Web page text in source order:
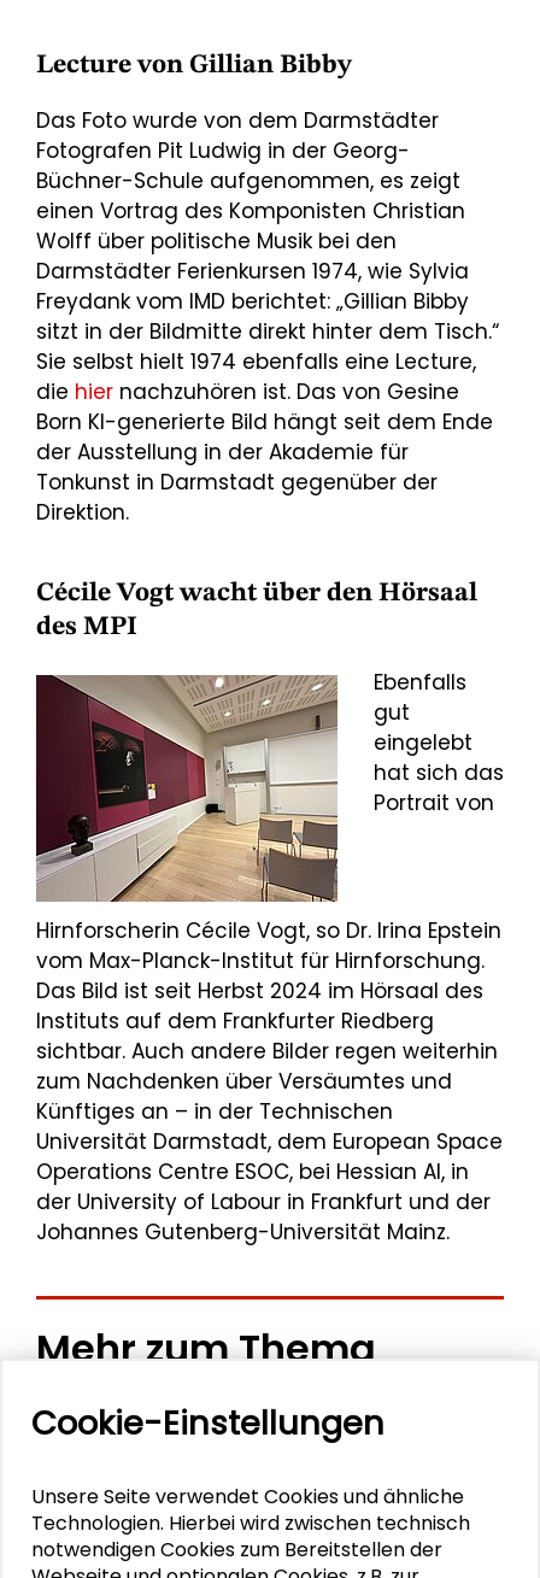
Lecture von Gillian Bibby
Das Foto wurde von dem Darmstädter
Fotografen Pit Ludwig in der Georg-
Büchner-Schule aufgenommen, es zeigt
einen Vortrag des Komponisten Christian
Wolff über politische Musik bei den
Darmstädter Ferienkursen 1974, wie Sylvia
Freydank vom IMD berichtet: „Gillian Bibby
sitzt in der Bildmitte direkt hinter dem Tisch.“
Sie selbst hielt 1974 ebenfalls eine Lecture,
die hier nachzuhören ist. Das von Gesine
Born KI-generierte Bild hängt seit dem Ende
der Ausstellung in der Akademie für
Tonkunst in Darmstadt gegenüber der
Direktion.
Cécile Vogt wacht über den Hörsaal
des MPI
Ebenfalls
gut
eingelebt
hat sich das
Portrait von
Hirnforscherin Cécile Vogt, so Dr. Irina Epstein
vom Max-Planck-Institut für Hirnforschung.
Das Bild ist seit Herbst 2024 im Hörsaal des
Instituts auf dem Frankfurter Riedberg
sichtbar. Auch andere Bilder regen weiterhin
zum Nachdenken über Versäumtes und
Künftiges an – in der Technischen
Universität Darmstadt, dem European Space
Operations Centre ESOC, bei Hessian AI, in
der University of Labour in Frankfurt und der
Johannes Gutenberg-Universität Mainz.
Mehr zum Thema
Ausstellung: Eine stille Erfahrung – Zoya Sadri in
Retrospektive
Ausstellung: Jazz Inspirations – Digitale
Zeichnungen von Nicole Schneider
Cookie-Einstellungen
Unsere Seite verwendet Cookies und ähnliche
Technologien. Hierbei wird zwischen technisch
notwendigen Cookies zum Bereitstellen der